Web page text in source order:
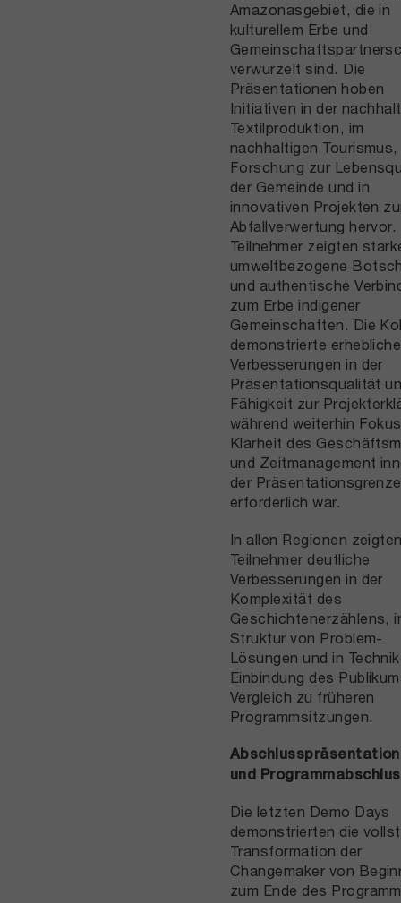
Amazonasgebiet, die in
kulturellem Erbe und
verwurzelt sind. Die
Präsentationen hoben
Initiativen in der
Textilproduktion, im
nachhaltigen Tourismus,
Forschung zur
der Gemeinde und in
innovativen Projekten
Abfallverwertung hervor.
Teilnehmer zeigten
umweltbezogene
und authentische
zum Erbe indigener
Gemeinschaften. Die
demonstrierte erhebliche
Verbesserungen in der
Präsentationsqualität
Fähigkeit zur
während weiterhin
Klarheit des
und Zeitmanagement
der
erforderlich war.
In allen Regionen
Teilnehmer deutliche
Verbesserungen in der
Komplexität des
Geschichtenerzählens,
Struktur von Problem-
Lösungen und in
Einbindung des
Vergleich zu früheren
Programmsitzungen.
und
Die letzten Demo Days
demonstrierten die
Transformation der
Changemaker von
zum Ende des